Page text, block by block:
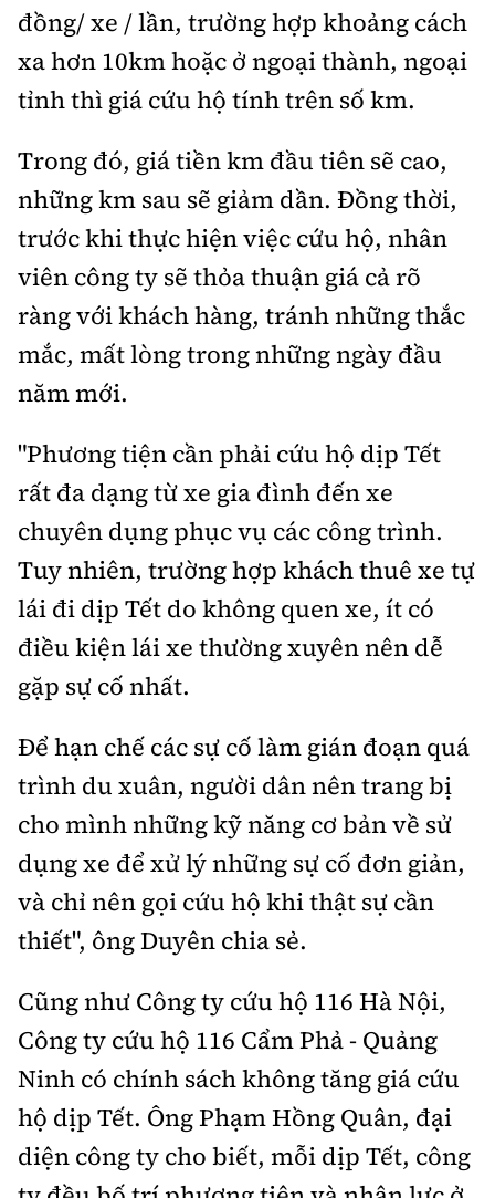
đồng/ xe / lần, trường hợp khoảng cách
xa hơn 10km hoặc ở ngoại thành, ngoại
tỉnh thì giá cứu hộ tính trên số km.
Trong đó, giá tiền km đầu tiên sẽ cao,
những km sau sẽ giảm dần. Đồng thời,
trước khi thực hiện việc cứu hộ, nhân
viên công ty sẽ thỏa thuận giá cả rõ
ràng với khách hàng, tránh những thắc
mắc, mất lòng trong những ngày đầu
năm mới.
"Phương tiện cần phải cứu hộ dịp Tết
rất đa dạng từ xe gia đình đến xe
chuyên dụng phục vụ các công trình.
Tuy nhiên, trường hợp khách thuê xe tự
lái đi dịp Tết do không quen xe, ít có
điều kiện lái xe thường xuyên nên dễ
gặp sự cố nhất.
Để hạn chế các sự cố làm gián đoạn quá
trình du xuân, người dân nên trang bị
cho mình những kỹ năng cơ bản về sử
dụng xe để xử lý những sự cố đơn giản,
và chỉ nên gọi cứu hộ khi thật sự cần
thiết", ông Duyên chia sẻ.
Cũng như Công ty cứu hộ 116 Hà Nội,
Công ty cứu hộ 116 Cẩm Phả - Quảng
Ninh có chính sách không tăng giá cứu
hộ dịp Tết. Ông Phạm Hồng Quân, đại
diện công ty cho biết, mỗi dịp Tết, công